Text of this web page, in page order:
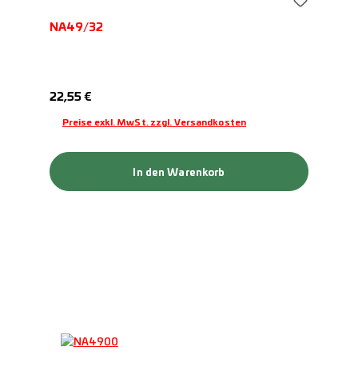
NA49/32
Regulärer Preis:
22,55 €
Preise exkl. MwSt. zzgl. Versandkosten
In den Warenkorb